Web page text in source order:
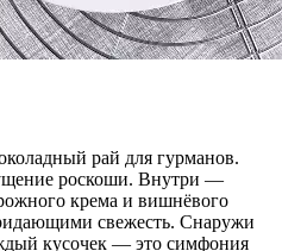
рай для гурманов.
роскоши. Внутри —
крема и вишнёвого
свежесть. Снаружи
кусочек — это симфония